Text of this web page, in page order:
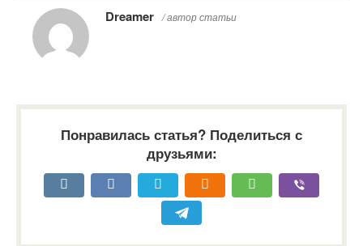
Dreamer / автор статьи
Понравилась статья? Поделиться с
друзьями: